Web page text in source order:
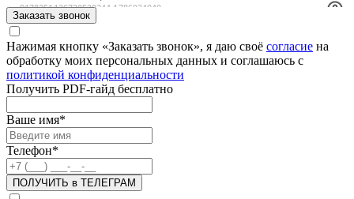
Заказать звонок
Нажимая кнопку «Заказать звонок», я даю своё согласие на
обработку моих персональных данных и соглашаюсь с
политикой конфиденциальности
Получить PDF-гайд бесплатно
Ваше имя*
Телефон*
ПОЛУЧИТЬ в ТЕЛЕГРАМ